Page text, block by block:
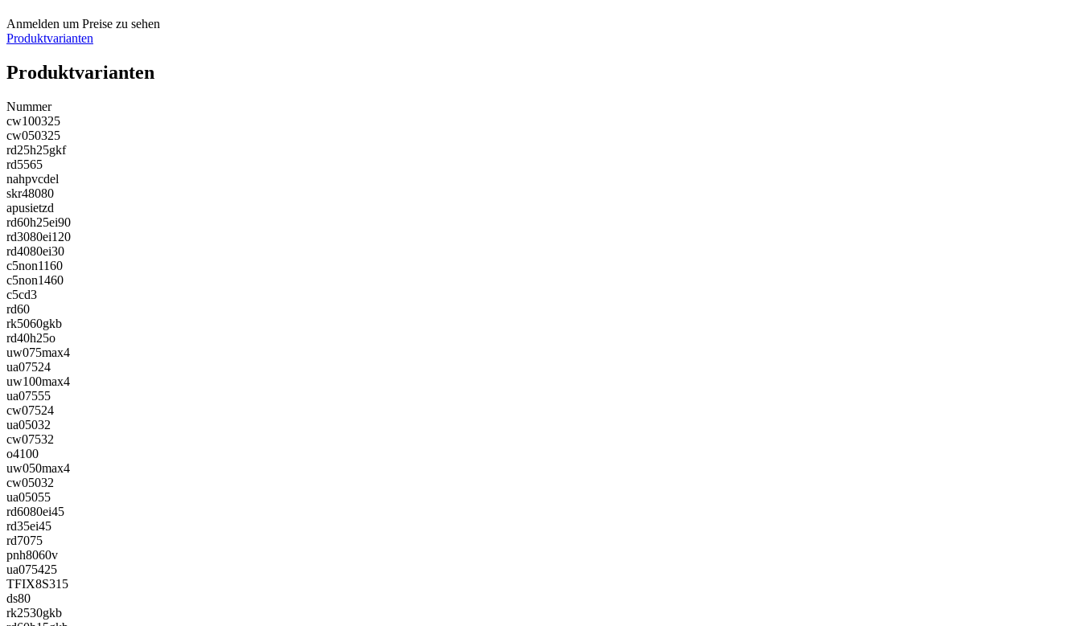
Anmelden um Preise zu sehen
Produktvarianten
Produktvarianten
Nummer
cw100325
cw050325
rd25h25gkf
rd5565
nahpvcdel
skr48080
apusietzd
rd60h25ei90
rd3080ei120
rd4080ei30
c5non1160
c5non1460
c5cd3
rd60
rk5060gkb
rd40h25o
uw075max4
ua07524
uw100max4
ua07555
cw07524
ua05032
cw07532
o4100
uw050max4
cw05032
ua05055
rd6080ei45
rd35ei45
rd7075
pnh8060v
ua075425
TFIX8S315
ds80
rk2530gkb